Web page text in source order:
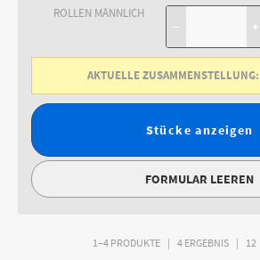
ROLLEN MÄNNLICH
− +
AKTUELLE ZUSAMMENSTELLUNG:
Stücke anzeigen
FORMULAR LEEREN
1–4 PRODUKTE 4 ERGEBNIS 12